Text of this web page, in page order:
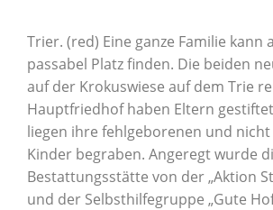
Trier. (red) Eine ganze Familie kann
passabel Platz finden. Die beiden
auf der Krokuswiese auf dem Trie
Hauptfriedhof haben Eltern
liegen ihre fehlgeborenen und
Kinder begraben. Angeregt wurde
Bestattungsstätte von der „Aktion
und der Selbsthilfegruppe „Gute